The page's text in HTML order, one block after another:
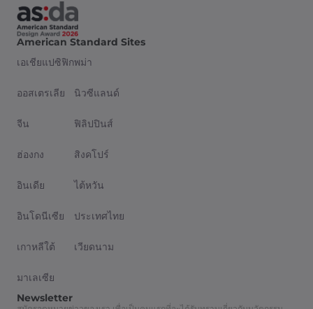
American Standard Sites
เอเชียแปซิฟิก
ออสเตรเลีย
จีน
ฮ่องกง
อินเดีย
อินโดนีเซีย
เกาหลีใต้
มาเลเซีย
พม่า
นิวซีแลนด์
ฟิลิปปินส์
สิงคโปร์
ไต้หวัน
ประเทศไทย
เวียดนาม
Newsletter